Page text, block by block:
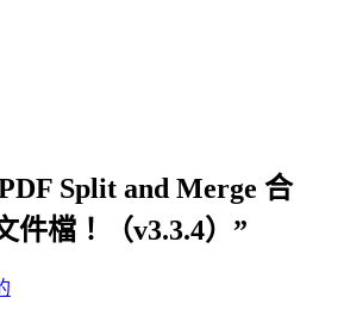
Split and Merge 合
件檔！（v3.3.4）”